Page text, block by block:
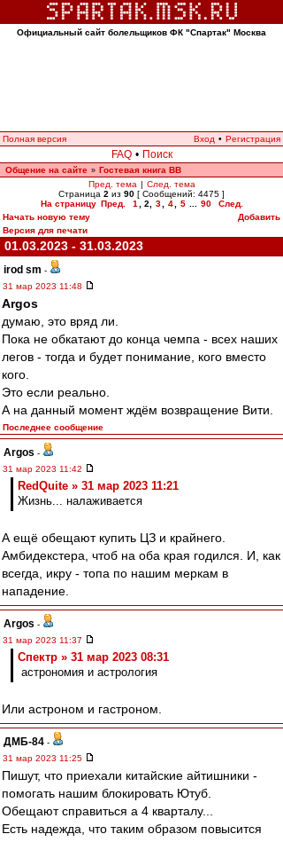
Официальный сайт болельщиков ФК "Спартак" Москва
Полная версия Вход • Регистрация
FAQ • Поиск
Общение на сайте » Гостевая книга ВВ
Пред. тема | След. тема
Страница 2 из 90 [ Сообщений: 4475 ]
На страницу Пред. 1 2 3 4 5 90
След.
Начать новую тему
Добавить
Версия для печати
01.03.2023 - 31.03.2023
irod sm -
31 мар 2023 11:48
Argos
думаю, это вряд ли.
Пока не обкатают до конца чемпа - всех наших
легов - тогда и будет понимание, кого вместо
кого.
Это если реально.
А на данный момент ждём возвращение Вити.
Последнее сообщение
Argos -
31 мар 2023 11:42
RedQuite » 31 мар 2023 11:21
Жизнь... налаживается
А ещё обещают купить ЦЗ и крайнего.
Амбидекстера, чтоб на оба края годился. И, как
всегда, икру - топа по нашим меркам в
нападение.
Argos -
31 мар 2023 11:37
Спектр » 31 мар 2023 08:31
астрономия и астрология
Или астроном и гастроном.
ДМБ-84 -
31 мар 2023 11:25
Пишут, что приехали китайские айтишники -
помогать нашим блокировать Ютуб.
Обещают справиться а 4 кварталу...
Есть надежда, что таким образом повысится